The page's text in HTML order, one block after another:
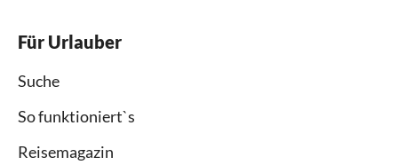
Für Urlauber
Suche
So funktioniert`s
Reisemagazin